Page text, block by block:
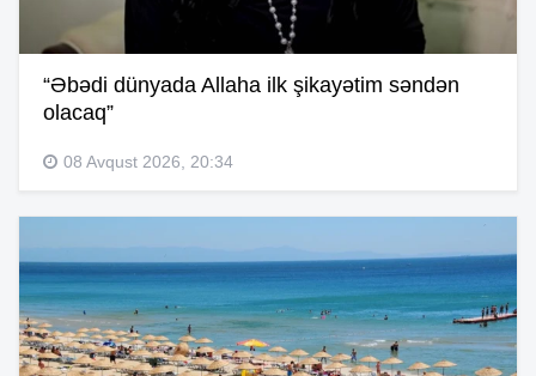
“Əbədi dünyada Allaha ilk şikayətim səndən
olacaq”
08 Avqust 2026, 20:34